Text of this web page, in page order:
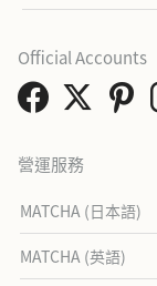
營運服務
MATCHA (日本語)
MATCHA (英語)
Official Accounts